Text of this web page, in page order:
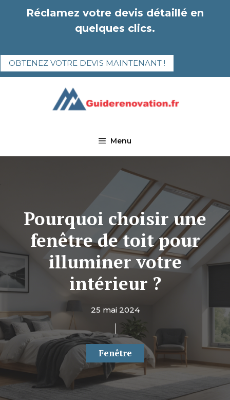
Réclamez votre devis détaillé en
quelques clics.
OBTENEZ VOTRE DEVIS MAINTENANT !
Menu
Pourquoi choisir une
fenêtre de toit pour
illuminer votre
intérieur ?
25 mai 2024
Fenêtre